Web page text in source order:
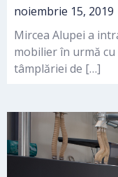
noiembrie 15, 2019
Mircea Alupei a
mobilier în urmă cu
tâmplăriei de […]